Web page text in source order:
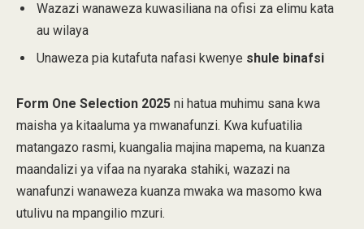
Wazazi wanaweza kuwasiliana na ofisi za elimu kata
au wilaya
Unaweza pia kutafuta nafasi kwenye shule binafsi
Form One Selection 2025 ni hatua muhimu sana kwa
maisha ya kitaaluma ya mwanafunzi. Kwa kufuatilia
matangazo rasmi, kuangalia majina mapema, na kuanza
maandalizi ya vifaa na nyaraka stahiki, wazazi na
wanafunzi wanaweza kuanza mwaka wa masomo kwa
utulivu na mpangilio mzuri.